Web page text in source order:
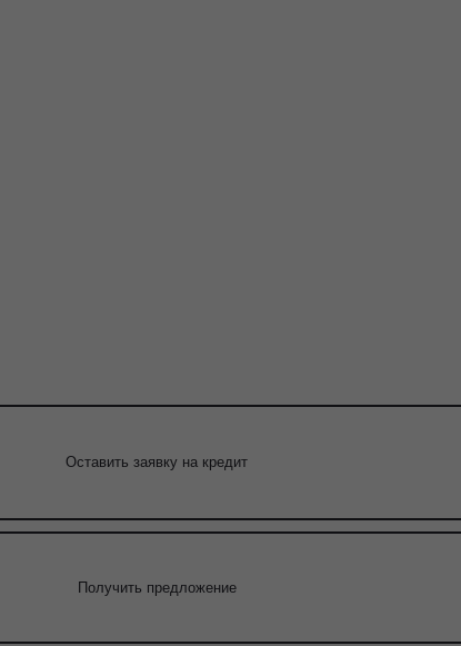
Оставить заявку на кредит
Получить предложение